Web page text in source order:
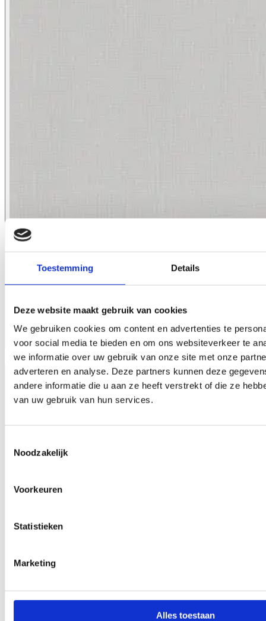
Toestemming Details
Deze website maakt gebruik van cookies
We gebruiken cookies om content en advertenties te
voor social media te bieden en om ons websiteverkeer te
we informatie over uw gebruik van onze site met onze
adverteren en analyse. Deze partners kunnen deze
andere informatie die u aan ze heeft verstrekt of die ze
van uw gebruik van hun services.
Noodzakelijk
Voorkeuren
Statistieken
Marketing
Alles toestaan
1058.12